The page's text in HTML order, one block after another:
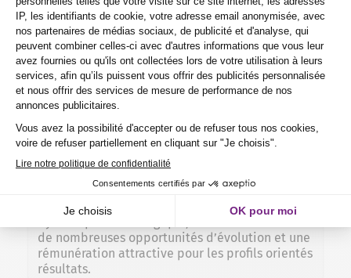
Le métier de Consultant immobilier allie
expertise du marché et accompagnement
personnalisé pour guider les clients dans leurs
projets d’achat, de vente ou d’investissement.
Dynamique et évolutif, ce poste offre de
nombreuses opportunités de carrière dans un
secteur en pleine croissance.
Commercial
la croissance des entreprises, en connectant
efficacement les offres aux besoins des clients.
de nombreuses opportunités d’évolution et une
rémunération attractive pour les profils orientés
résultats.